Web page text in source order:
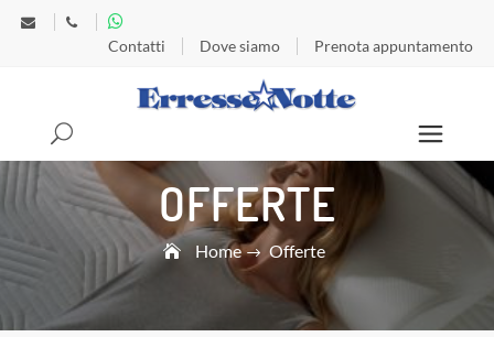
Contatti Dove siamo Prenota appuntamento
Search
OFFERTE
Home Offerte